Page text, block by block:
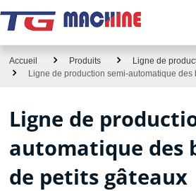
Accueil Produits
Ligne de
Ligne de production semi-automatique des
Ligne de
automatique des
de petits gâteaux